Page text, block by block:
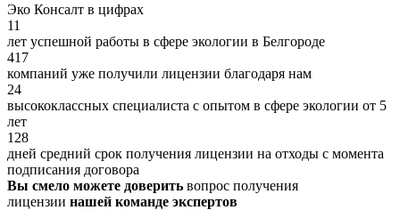
Эко Консалт в цифрах
11
лет успешной работы в сфере экологии в Белгороде
417
компаний уже получили лицензии благодаря нам
24
высококлассных специалиста с опытом в сфере экологии от 5
лет
128
дней средний срок получения лицензии на отходы с момента
подписания договора
Вы смело можете доверить вопрос получения
лицензии нашей команде экспертов